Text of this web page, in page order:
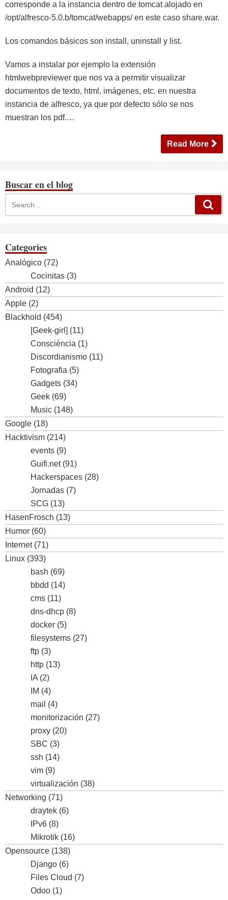
corresponde a la instancia dentro de tomcat alojado en
/opt/alfresco-5.0.b/tomcat/webapps/ en este caso share.war.
Los comandos básicos son install, uninstall y list.
Vamos a instalar por ejemplo la extensión
htmlwebpreviewer que nos va a permitir visualizar
documentos de texto, html, imágenes, etc. en nuestra
instancia de alfresco, ya que por defecto sólo se nos
muestran los pdf.…
Read More
Buscar en el blog
Categories
Analógico (72)
Cocinitas (3)
Android (12)
Apple (2)
Blackhold (454)
[Geek-girl] (11)
Consciència (1)
Discordianismo (11)
Fotografia (5)
Gadgets (34)
Geek (69)
Music (148)
Google (18)
Hacktivism (214)
events (9)
Guifi.net(91)
Hackerspaces (28)
Jornadas (7)
SCG (13)
HasenFrosch (13)
Humor (60)
Internet(71)
Linux (393)
bash (69)
bbdd (14)
cms (11)
dns-dhcp (8)
docker (5)
filesystems (27)
ftp (3)
http (13)
IA (2)
IM (4)
mail (4)
monitorización (27)
proxy (20)
SBC (3)
ssh (14)
vim (9)
virtualización (38)
Networking (71)
draytek (6)
IPv6 (8)
Mikrotik (16)
Opensource (138)
Django (6)
Files Cloud (7)
Odoo (1)